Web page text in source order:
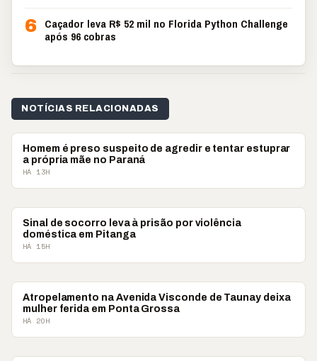
6 Caçador leva R$ 52 mil no Florida Python Challenge
após 96 cobras
NOTÍCIAS RELACIONADAS
POLICIAL
Homem é preso suspeito de agredir e tentar estuprar
a própria mãe no Paraná
HÁ 13H
POLICIAL
Sinal de socorro leva à prisão por violência
doméstica em Pitanga
HÁ 15H
POLICIAL
Atropelamento na Avenida Visconde de Taunay deixa
mulher ferida em Ponta Grossa
HÁ 20H